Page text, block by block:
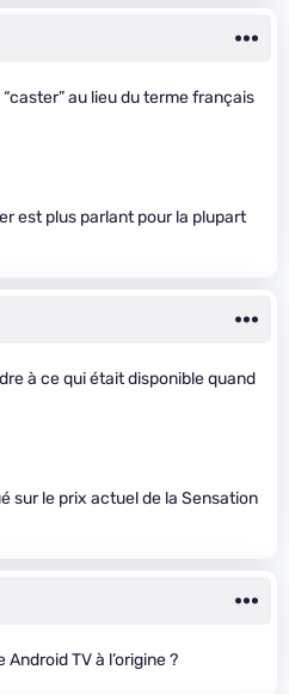
au lieu du terme français
est plus parlant pour la plupart
à ce qui était disponible quand
sur le prix actuel de la Sensation
TV à l’origine ?